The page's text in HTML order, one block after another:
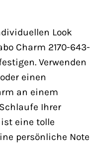
Look
Charm 2170-643-
Verwenden
einen
an einem
Ihrer
eine tolle
persönliche Note